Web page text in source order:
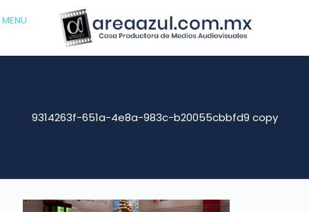
MENU
9314263f-651a-4e8a-983c-b20055cbbfd9 copy